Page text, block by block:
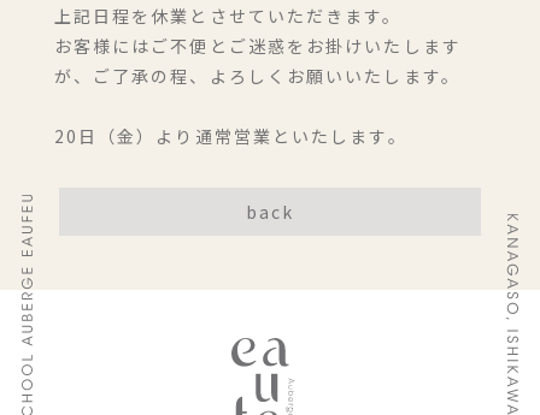
レストランのみのご予約
上記日程を休業とさせていただきます。
お客様にはご不便とご迷惑をお掛けいたします
が、ご了承の程、よろしくお願いいたします。
20日（金）より通常営業といたします。
back